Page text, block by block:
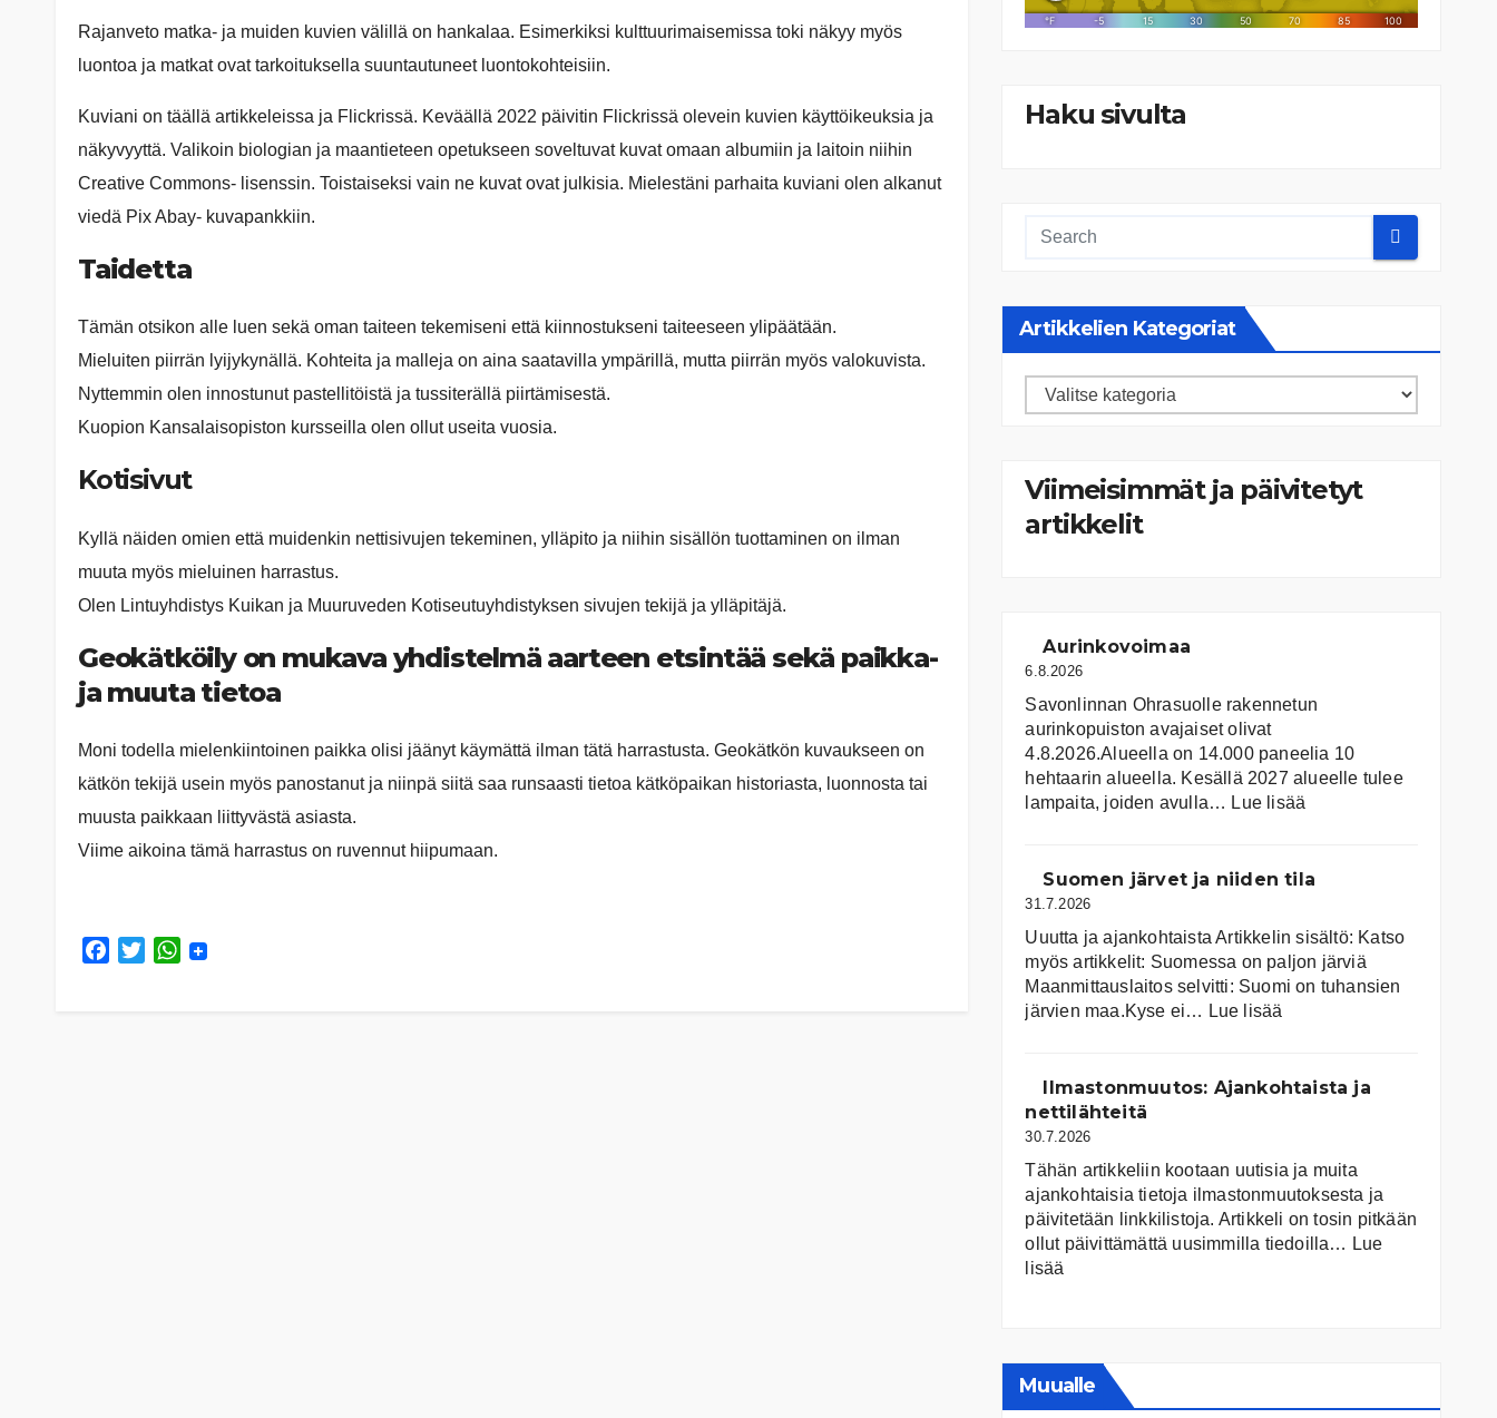
Rajanveto matka- ja muiden kuvien välillä on hankalaa. Esimerkiksi kulttuurimaisemissa toki näkyy myös
luontoa ja matkat ovat tarkoituksella suuntautuneet luontokohteisiin.
Kuviani on täällä artikkeleissa ja Flickrissä. Keväällä 2022 päivitin Flickrissä olevein kuvien käyttöikeuksia ja
näkyvyyttä. Valikoin biologian ja maantieteen opetukseen soveltuvat kuvat omaan albumiin ja laitoin niihin
Creative Commons- lisenssin. Toistaiseksi vain ne kuvat ovat julkisia. Mielestäni parhaita kuviani olen alkanut
viedä Pix Abay- kuvapankkiin.
Taidetta
Tämän otsikon alle luen sekä oman taiteen tekemiseni että kiinnostukseni taiteeseen ylipäätään.
Mieluiten piirrän lyijykynällä. Kohteita ja malleja on aina saatavilla ympärillä, mutta piirrän myös valokuvista.
Nyttemmin olen innostunut pastellitöistä ja tussiterällä piirtämisestä.
Kuopion Kansalaisopiston kursseilla olen ollut useita vuosia.
Kotisivut
Kyllä näiden omien että muidenkin nettisivujen tekeminen, ylläpito ja niihin sisällön tuottaminen on ilman
muuta myös mieluinen harrastus.
Olen Lintuyhdistys Kuikan ja Muuruveden Kotiseutuyhdistyksen sivujen tekijä ja ylläpitäjä.
Geokätköily on mukava yhdistelmä aarteen etsintää sekä paikka-
ja muuta tietoa
Moni todella mielenkiintoinen paikka olisi jäänyt käymättä ilman tätä harrastusta. Geokätkön kuvaukseen on
kätkön tekijä usein myös panostanut ja niinpä siitä saa runsaasti tietoa kätköpaikan historiasta, luonnosta tai
muusta paikkaan liittyvästä asiasta.
Viime aikoina tämä harrastus on ruvennut hiipumaan.
W
Haku sivulta
Artikkelien Kategoriat
Artikkelien
Viimeisimmät ja päivitetyt
artikkelit
Aurinkovoimaa
6.8.2026
Savonlinnan Ohrasuolle rakennetun
aurinkopuiston avajaiset olivat
4.8.2026.Alueella on 14.000 paneelia 10
hehtaarin alueella. Kesällä 2027 alueelle tulee
lampaita, joiden avulla… Lue lisää
Suomen järvet ja niiden tila
31.7.2026
Uuutta ja ajankohtaista Artikkelin sisältö: Katso
myös artikkelit: Suomessa on pal­jon jär­viä
Maanmittauslaitos selvitti: Suomi on tuhansien
järvien maa.Kyse ei… Lue lisää
ja
Ilmastonmuutos: Ajankohtaista ja
nettilähteitä
30.7.2026
Tähän artikkeliin kootaan uutisia ja muita
ajankohtaisia tietoja ilmastonmuutoksesta ja
päivitetään linkkilistoja. Artikkeli on tosin pitkään
ollut päivittämättä uusimmilla tiedoilla… Lue
lisää
nettilähteitä
Muualle